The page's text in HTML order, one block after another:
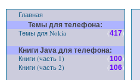
Главная
Темы для телефона:
Темы для Nokia (417)
Книги Java для телефона:
Книги (часть 1) (100)
Книги (часть 2)
(106)